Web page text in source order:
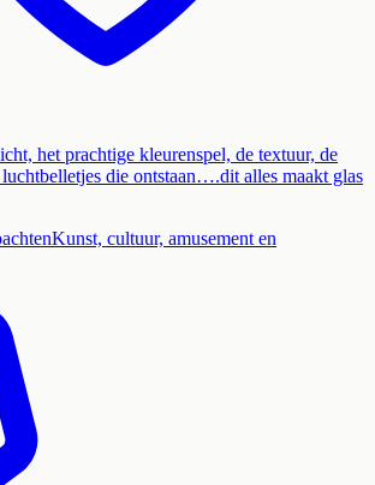
het prachtige kleurenspel, de textuur, de
die ontstaan….dit alles maakt glas
Kunst, cultuur, amusement en